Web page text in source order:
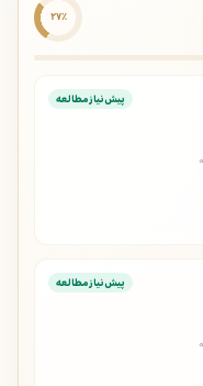
۲۷٪
پیش‌نیاز مطالعه
پیش‌نیاز مطالعه